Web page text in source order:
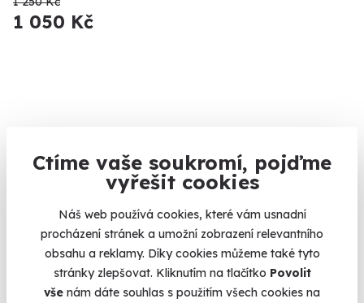
Ctíme vaše soukromí, pojďme
vyřešit cookies
Náš web používá cookies, které vám usnadní
procházení stránek a umožní zobrazení relevantního
obsahu a reklamy. Díky cookies můžeme také tyto
stránky zlepšovat. Kliknutím na tlačítko Povolit
vše nám dáte souhlas s použitím všech cookies na
1 050 Kč
9.5
Masáž medem
Zažijte výjimečné účinky medu na vlastní kůži.